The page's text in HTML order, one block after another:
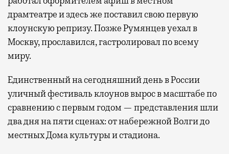
драмтеатре и здесь же поставил свою первую
клоунскую репризу. Позже Румянцев уехал в
Москву, прославился, гастролировал по всему
миру.
Единственный на сегодняшний день в России
уличный фестиваль клоунов вырос в масштабе по
сравнению с первым годом — представления шли
два дня на пяти сценах: от набережной Волги до
местных Дома культуры и стадиона.